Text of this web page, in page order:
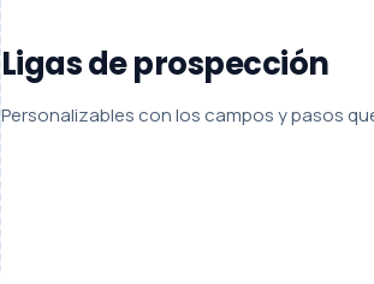
Ligas de prospección
Personalizables con los campos y pasos